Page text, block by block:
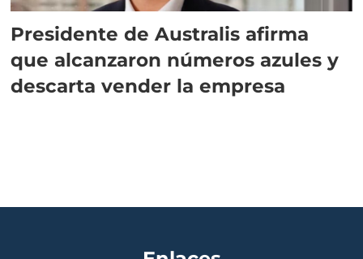
Presidente de Australis afirma
que alcanzaron números azules y
descarta vender la empresa